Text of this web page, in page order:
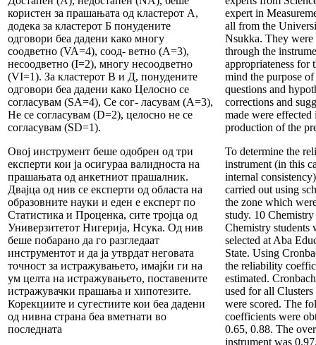
користен за прашањата од кластерот А,
додека за кластерот Б понудените
одговори беа дадени како многу
соодветно (VA=4), соод- ветно (A=3),
несоодветно (I=2), многу несоодветно
(VI=1). За кластерот В и Д, понудените
одговори беа дадени како Целосно се
согласувам (SA=4), Се сог- ласувам (A=3),
Не се согласувам (D=2), целосно не се
согласувам (SD=1).
Овој инструмент беше одобрен од три
експерти кои ја осигураа валидноста на
прашањата од анкетниот прашалник.
Двајца од нив се експерти од областа на
образовните науки и еден е експерт по
Статистика и Проценка, сите тројца од
Универзитетот Нигерија, Нсука. Од нив
беше побарано да го разгледаат
инструментот и да ја утврдат неговата
точност за истражувањето, имајќи ги на
ум целта на истражувањето, поставените
истражувачки прашања и хипотезите.
Корекциите и сугестиите кои беа дадени
од нивна страна беа вметнати во
последната
expert in
all from the
Nsukka. They were
through the
appropriateness for
mind the purpose of
questions and
corrections and
made were
production of the
To determine the
instrument (in this
internal
carried out using
the zone which
study. 10 Chemistry
Chemistry students
selected at Aba
State. Using
the reliability
estimated.
used for all Clusters
were scored. The
coefficients were
0.65, 0.88. The
instrument was